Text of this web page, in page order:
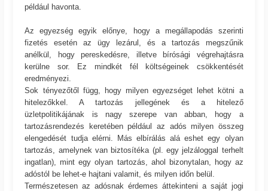
például havonta.
Az egyezség egyik előnye, hogy a megállapodás szerinti
fizetés esetén az ügy lezárul, és a tartozás megszűnik
anélkül, hogy pereskedésre, illetve bírósági végrehajtásra
kerülne sor. Ez mindkét fél költségeinek csökkentését
eredményezi.
Sok tényezőtől függ, hogy milyen egyezséget lehet kötni a
hitelezőkkel. A tartozás jellegének és a hitelező
üzletpolitikájának is nagy szerepe van abban, hogy a
tartozásrendezés keretében például az adós milyen összeg
elengedését tudja elérni. Más elbírálás alá eshet egy olyan
tartozás, amelynek van biztosítéka (pl. egy jelzáloggal terhelt
ingatlan), mint egy olyan tartozás, ahol bizonytalan, hogy az
adóstól be lehet-e hajtani valamit, és milyen időn belül.
Természetesen az adósnak érdemes áttekinteni a saját jogi